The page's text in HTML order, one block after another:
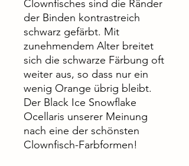
Clownfisches sind die Ränder
der Binden kontrastreich
schwarz gefärbt. Mit
zunehmendem Alter breitet
sich die schwarze Färbung oft
weiter aus, so dass nur ein
wenig Orange übrig bleibt.
Der Black Ice Snowflake
Ocellaris unserer Meinung
nach eine der schönsten
Clownfisch-Farbformen!